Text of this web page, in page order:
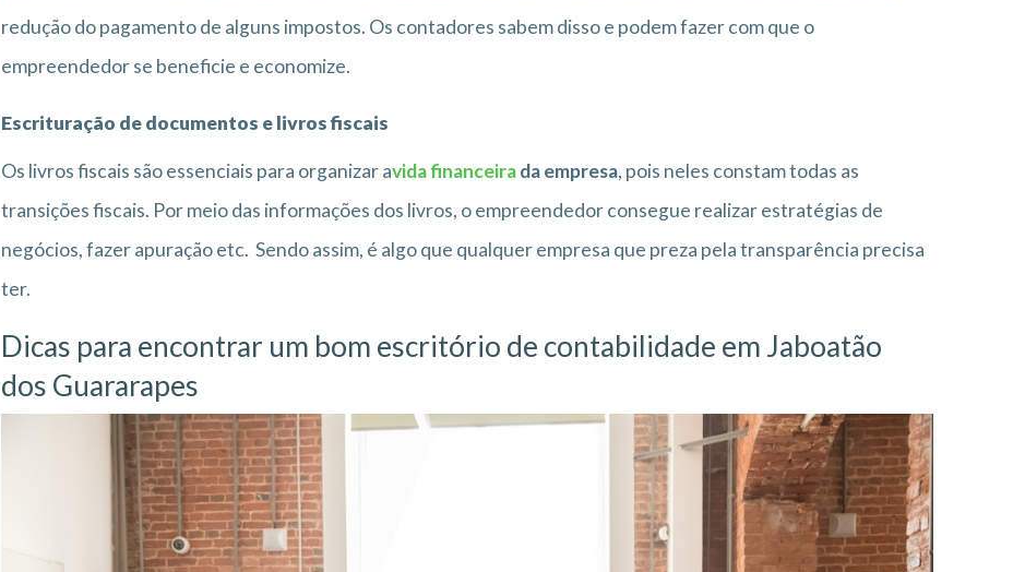
redução do pagamento de alguns impostos. Os contadores sabem disso e podem fazer com que o
empreendedor se beneficie e economize.
Escrituração de documentos e livros fiscais
Os livros fiscais são essenciais para organizar avida financeirada empresa, pois neles constam todas as
transições fiscais. Por meio das informações dos livros, o empreendedor consegue realizar estratégias de
negócios, fazer apuração etc. Sendo assim, é algo que qualquer empresa que preza pela transparência precisa
ter.
Dicas para encontrar um bom escritório de contabilidade em Jaboatão
dos Guararapes